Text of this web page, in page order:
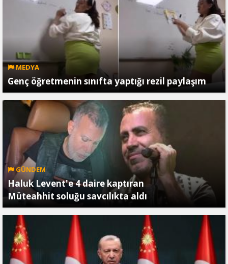
MEDYA
Genç öğretmenin sınıfta yaptığı rezil paylaşım
GÜNDEM
Haluk Levent'e 4 daire kaptıran
Müteahhit soluğu savcılıkta aldı